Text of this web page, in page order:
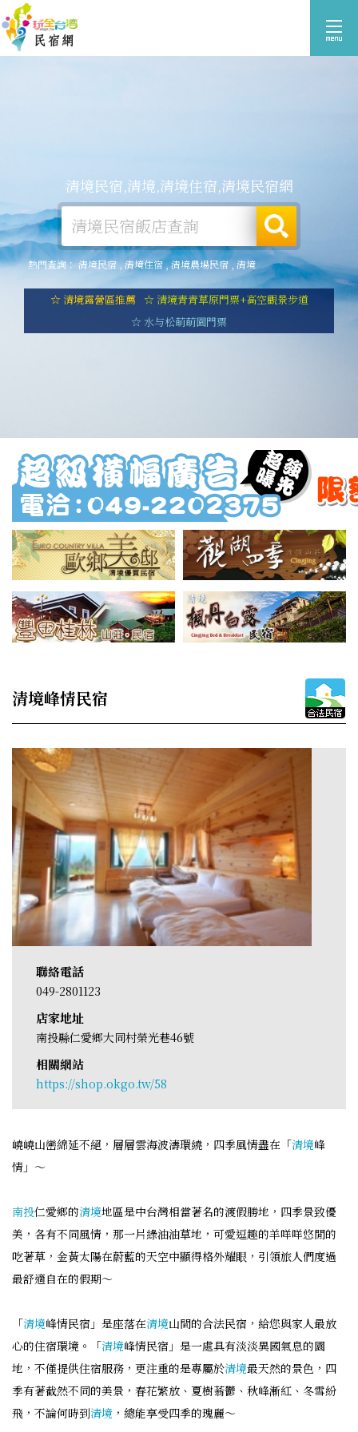
清境民宿,清境,清境住宿,清境民宿網
熱門查詢：清境民宿,清境住宿,清境農場民宿,清境
☆ 清境露營區推薦
☆ 清境青青草原門票+高空觀景步道
☆ 水与松萌萌園門票
清境峰情民宿
聯絡電話
049-2801123
店家地址
南投縣仁愛鄉大同村榮光巷46號
相關網站
https://shop.okgo.tw/58
嶢嶢山巒綿延不絕，層層雲海波濤環繞，四季風情盡在「清境峰
情」～
南投仁愛鄉的清境地區是中台灣相當著名的渡假勝地，四季景致優
美，各有不同風情，那一片綠油油草地，可愛逗趣的羊咩咩悠閒的
吃著草，金黃太陽在蔚藍的天空中顯得格外耀眼，引領旅人們度過
最舒適自在的假期～
「清境峰情民宿」是座落在清境山間的合法民宿，給您與家人最放
心的住宿環境。「清境峰情民宿」是一處具有淡淡異國氣息的園
地，不僅提供住宿服務，更注重的是專屬於清境最天然的景色，四
季有著截然不同的美景，春花繁放、夏樹蓊鬱、秋峰漸紅、冬雪紛
飛，不論何時到清境 ，總能享受四季的瑰麗～